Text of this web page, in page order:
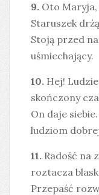
9. Oto
Staruszek
Stoją przed
uśmiechający.
10. Hej!
skończony
On daje
ludziom
11. Radość na
roztacza
Przepaść